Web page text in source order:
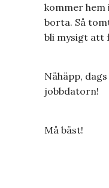
kommer
borta. Så
bli mysigt att
Nähäpp,
jobbdatorn!
Må bäst!